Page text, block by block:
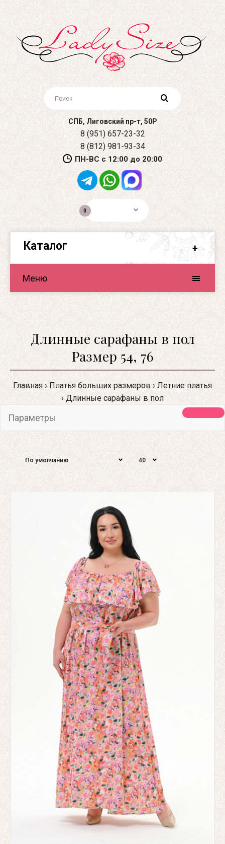
СПБ, Лиговский пр-т, 50Р
8 (951) 657-23-32
8 (812) 981-93-34
ПН-ВС с 12:00 до 20:00
0
Каталог
Меню
Длинные сарафаны в пол
Размер 54, 76
Главная Платья больших размеров
Летние платья
Длинные сарафаны в пол
Параметры